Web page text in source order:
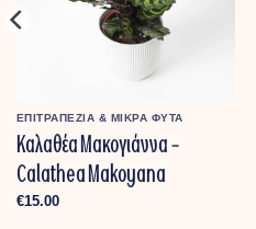
ΕΠΙΤΡΑΠΕΖΙΑ & MΙΚΡΑ ΦΥΤΑ
Καλαθέα Μακογιάννα –
Calathea Makoyana
€15.00